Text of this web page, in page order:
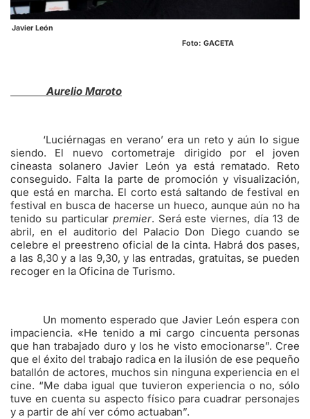
Javier León
Foto: GACETA
Aurelio Maroto
‘Luciérnagas en verano’ era un reto y aún lo sigue
siendo. El nuevo cortometraje dirigido por el joven
cineasta solanero Javier León ya está rematado. Reto
conseguido. Falta la parte de promoción y visualización,
que está en marcha. El corto está saltando de festival en
festival en busca de hacerse un hueco, aunque aún no ha
tenido su particular premier. Será este viernes, día 13 de
abril, en el auditorio del Palacio Don Diego cuando se
celebre el preestreno oficial de la cinta. Habrá dos pases,
a las 8,30 y a las 9,30, y las entradas, gratuitas, se pueden
recoger en la Oficina de Turismo.
Un momento esperado que Javier León espera con
impaciencia. «He tenido a mi cargo cincuenta personas
que han trabajado duro y los he visto emocionarse”. Cree
que el éxito del trabajo radica en la ilusión de ese pequeño
batallón de actores, muchos sin ninguna experiencia en el
cine. “Me daba igual que tuvieron experiencia o no, sólo
tuve en cuenta su aspecto físico para cuadrar personajes
y a partir de ahí ver cómo actuaban”.